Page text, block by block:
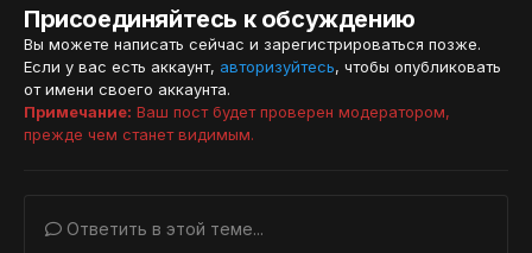
Присоединяйтесь к обсуждению
Вы можете написать сейчас и зарегистрироваться позже.
Если у вас есть аккаунт, авторизуйтесь, чтобы опубликовать
от имени своего аккаунта.
Примечание: Ваш пост будет проверен модератором,
прежде чем станет видимым.
Ответить в этой теме...